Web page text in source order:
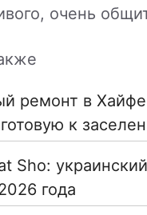
очень
ремонт в
к
Sho:
года